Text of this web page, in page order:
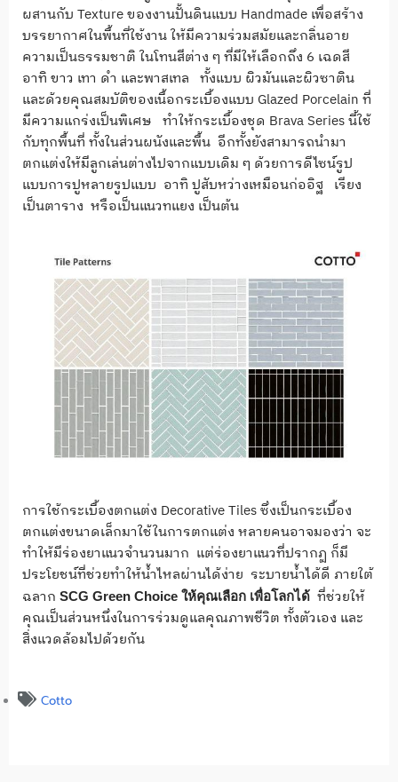
ผสานกับ Texture ของงานปั้นดินแบบ Handmade เพื่อสร้าง
บรรยากาศในพื้นที่ใช้งาน ให้มีความร่วมสมัยและกลิ่นอาย
ความเป็นธรรมชาติ ในโทนสีต่าง ๆ ที่มีให้เลือกถึง 6 เฉดสี
อาทิ ขาว เทา ดำ และพาสเทล ทั้งแบบ ผิวมันและผิวซาติน
และด้วยคุณสมบัติของเนื้อกระเบื้องแบบ Glazed Porcelain ที่
มีความแกร่งเป็นพิเศษ ทำให้กระเบื้องชุด Brava Series นี้ใช้
กับทุกพื้นที่ ทั้งในส่วนผนังและพื้น อีกทั้งยังสามารถนำมา
ตกแต่งให้มีลูกเล่นต่างไปจากแบบเดิม ๆ ด้วยการดีไซน์รูป
แบบการปูหลายรูปแบบ อาทิ ปูสับหว่างเหมือนก่ออิฐ เรียง
เป็นตาราง หรือเป็นแนวทแยง เป็นต้น
การใช้กระเบื้องตกแต่ง Decorative Tiles ซึ่งเป็นกระเบื้อง
ตกแต่งขนาดเล็กมาใช้ในการตกแต่ง หลายคนอาจมองว่า จะ
ทำให้มีร่องยาแนวจำนวนมาก แต่ร่องยาแนวที่ปรากฏ ก็มี
ประโยชน์ที่ช่วยทำให้น้ำไหลผ่านได้ง่าย ระบายน้ำได้ดี ภายใต้
ฉลาก SCG Green Choice ให้คุณเลือก เพื่อโลกได้ ที่ช่วยให้
คุณเป็นส่วนหนึ่งในการร่วมดูแลคุณภาพชีวิต ทั้งตัวเอง และ
สิ่งแวดล้อมไปด้วยกัน
Cotto